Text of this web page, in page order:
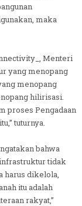
maka
Menteri
yang menopang
menopang
hilirisasi.
proses Pengadaan
tuturnya.
bahwa
tidak
harus dikelola,
itu adalah
rakyat,”